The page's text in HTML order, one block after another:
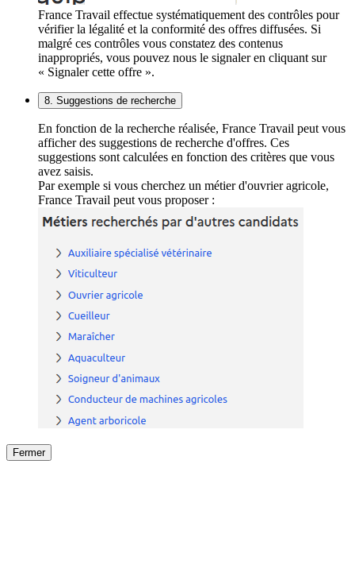
France Travail effectue systématiquement des contrôles pour
vérifier la légalité et la conformité des offres diffusées. Si
malgré ces contrôles vous constatez des contenus
inappropriés, vous pouvez nous le signaler en cliquant sur
« Signaler cette offre ».
8. Suggestions de recherche
En fonction de la recherche réalisée, France Travail peut vous
afficher des suggestions de recherche d'offres. Ces
suggestions sont calculées en fonction des critères que vous
avez saisis.
Par exemple si vous cherchez un métier d'ouvrier agricole,
France Travail peut vous proposer :
Fermer